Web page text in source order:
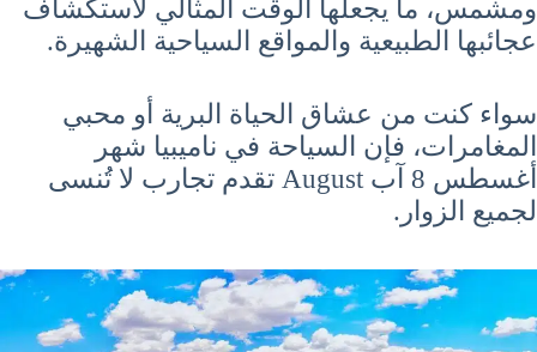
ومشمس، ما يجعلها الوقت المثالي لاستكشاف
عجائبها الطبيعية والمواقع السياحية الشهيرة.
سواء كنت من عشاق الحياة البرية أو محبي
المغامرات، فإن السياحة في ناميبيا شهر
أغسطس 8 آب August تقدم تجارب لا تُنسى
لجميع الزوار.